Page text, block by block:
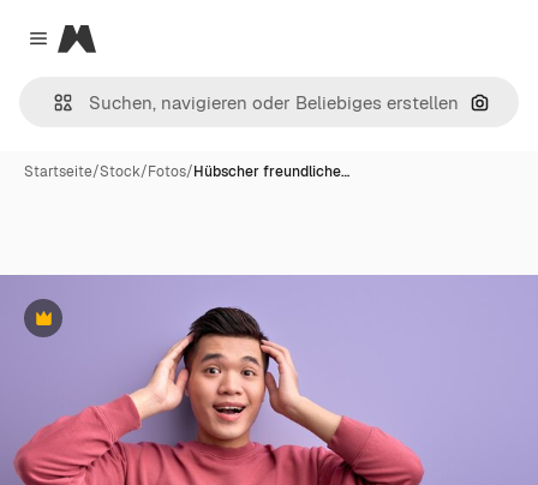
Close menu
Magnific
Nach
Startseite/Stock/Fotos/Hübscher freundliche…
Premium